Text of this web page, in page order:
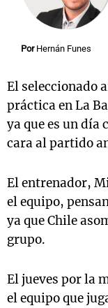
Por Hernán Funes
El seleccionado
práctica en La
ya que es un día
cara al partido
El entrenador,
el equipo,
ya que Chile
grupo.
El jueves por la
el equipo que